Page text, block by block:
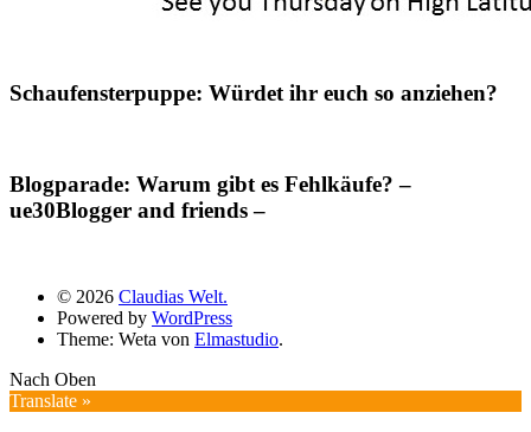
Schaufensterpuppe: Würdet ihr euch so anziehen?
Blogparade: Warum gibt es Fehlkäufe? –
ue30Blogger and friends –
© 2026 Claudias Welt.
Powered by WordPress
Theme: Weta von Elmastudio.
Nach Oben
Translate »